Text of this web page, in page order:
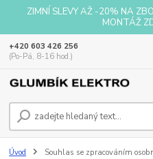
ZIMNÍ SLEVY AŽ -20% NA
MONTÁŽ
+420 603 426 256
(Po-Pá, 8-16 hod.)
Úvod
Souhlas se zpracováním